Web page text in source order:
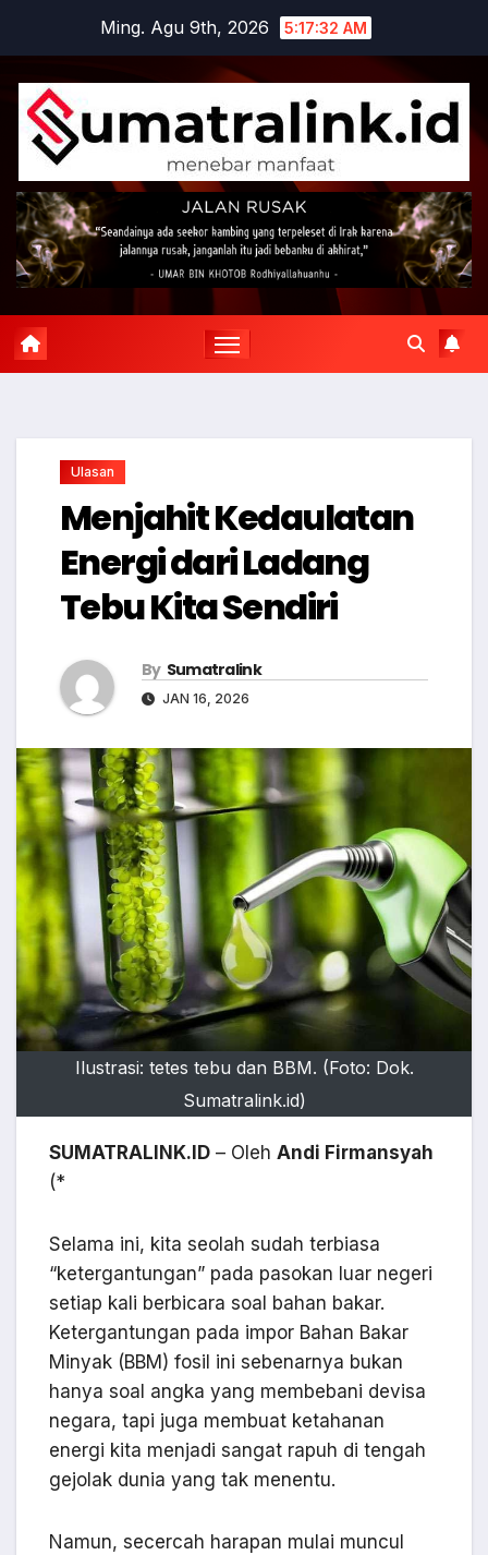
content
Ming. Agu 9th, 2026 5:17:32 AM
Ulasan
Menjahit Kedaulatan
Energi dari Ladang
Tebu Kita Sendiri
By Sumatralink
JAN 16, 2026
Ilustrasi: tetes tebu dan BBM. (Foto: Dok.
Sumatralink.id)
SUMATRALINK.ID – Oleh Andi Firmansyah
(*
Selama ini, kita seolah sudah terbiasa
“ketergantungan” pada pasokan luar negeri
setiap kali berbicara soal bahan bakar.
Ketergantungan pada impor Bahan Bakar
Minyak (BBM) fosil ini sebenarnya bukan
hanya soal angka yang membebani devisa
negara, tapi juga membuat ketahanan
energi kita menjadi sangat rapuh di tengah
gejolak dunia yang tak menentu.
Namun, secercah harapan mulai muncul